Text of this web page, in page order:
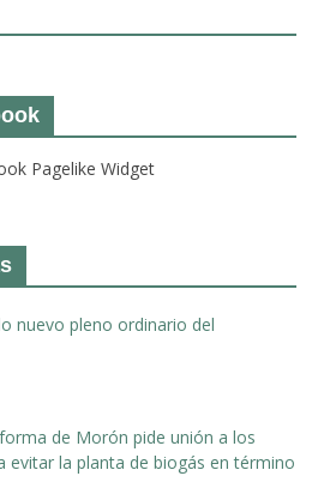
nuevo pleno ordinario del
de Morón pide unión a los
evitar la planta de biogás en término